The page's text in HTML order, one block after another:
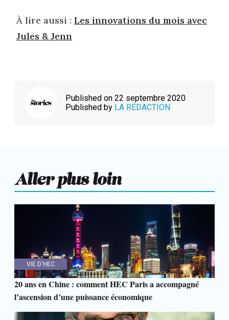
À lire aussi : Les innovations du mois avec
Jules & Jenn
Published on 22 septembre 2020
Published by LA RÉDACTION
Aller plus loin
VIE D'HEC
20 ans en Chine : comment HEC Paris a accompagné
l’ascension d’une puissance économique